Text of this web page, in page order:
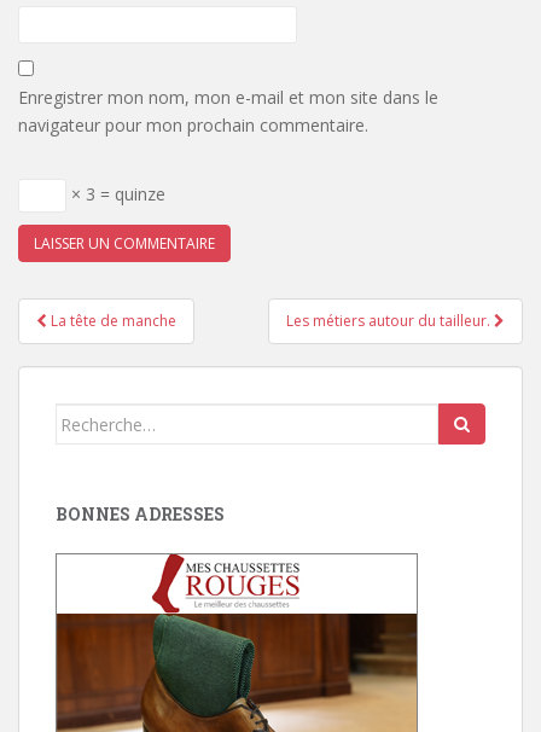
Enregistrer mon nom, mon e-mail et mon site dans le
navigateur pour mon prochain commentaire.
× 3 = quinze
Pagination
d'article
La tête de manche Les métiers autour du tailleur.
Search
BONNES ADRESSES